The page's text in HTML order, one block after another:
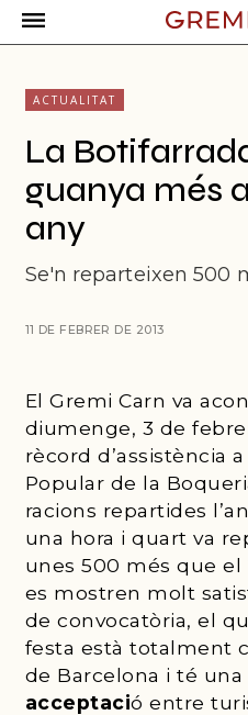
ACTUALITAT
La
guanya més
any
Se'n reparteixen 500
El Gremi Carn va
diumenge, 3 de
rècord d’assistència
Popular de la
racions repartides
una hora i quart va
unes 500 més que el
es mostren molt
de convocatòria, el
festa està totalment
de Barcelona i té
acceptació entre